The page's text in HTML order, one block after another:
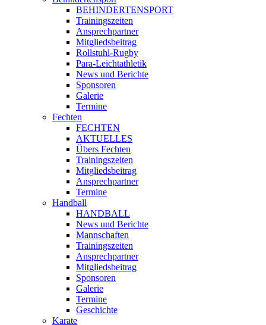
BEHINDERTENSPORT
Trainingszeiten
Ansprechpartner
Mitgliedsbeitrag
Rollstuhl-Rugby
Para-Leichtathletik
News und Berichte
Sponsoren
Galerie
Termine
Fechten
FECHTEN
AKTUELLES
Übers Fechten
Trainingszeiten
Mitgliedsbeitrag
Ansprechpartner
Termine
Handball
HANDBALL
News und Berichte
Mannschaften
Trainingszeiten
Ansprechpartner
Mitgliedsbeitrag
Sponsoren
Galerie
Termine
Geschichte
Karate